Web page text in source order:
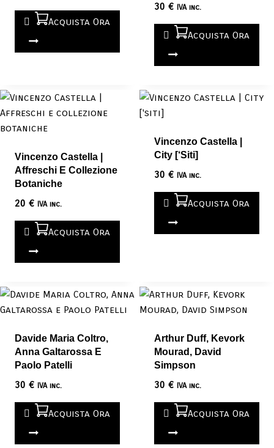
Acquista Ora
30 € IVA inc.
Acquista Ora
Vincenzo Castella |
Affreschi E Collezione
Botaniche
20 € IVA inc.
Acquista Ora
Vincenzo Castella |
City [‘siti]
30 € IVA inc.
Acquista Ora
Davide Maria Coltro,
Anna Galtarossa E
Paolo Patelli
30 € IVA inc.
Acquista Ora
Arthur Duff, Kevork
Mourad, David
Simpson
30 € IVA inc.
Acquista Ora